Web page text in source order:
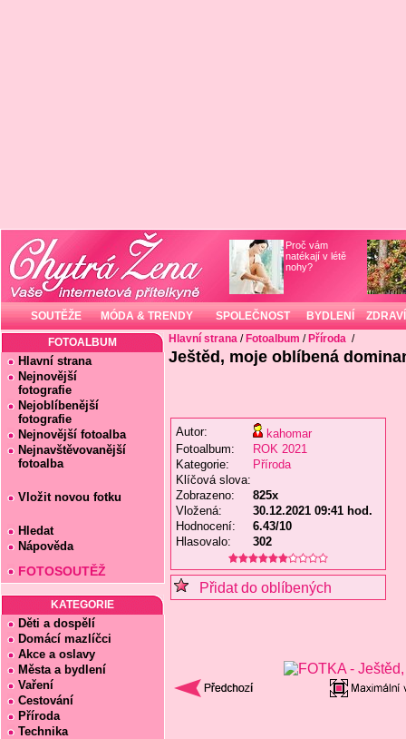
Proč vám
natékají v létě
nohy?
SOUTĚŽE MÓDA & TRENDY SPOLEČNOST BYDLENÍ ZDRAVÍ
FOTOALBUM
Hlavní strana
Nejnovější
fotografie
Nejoblíbenější
fotografie
Nejnovější fotoalba
Nejnavštěvovanější
fotoalba
Vložit novou fotku
Hledat
Nápověda
FOTOSOUTĚŽ
KATEGORIE
Děti a dospělí
Domácí mazlíčci
Akce a oslavy
Města a bydlení
Vaření
Cestování
Příroda
Technika
Hlavní strana / Fotoalbum / Příroda /
Ještěd, moje oblíbená
Autor:
kahomar
Fotoalbum:
ROK 2021
Kategorie:
Příroda
Klíčová slova:
Zobrazeno:
825x
Vložená:
30.12.2021 09:41 hod.
Hodnocení:
6.43/10
Hlasovalo:
302
Přidat do oblíbených